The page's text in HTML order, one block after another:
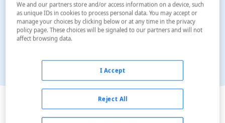
Ver en el mapa
We and our partners store and/or access information on a device, such
as unique IDs in cookies to process personal data. You may accept or
manage your choices by clicking below or at any time in the privacy
policy page. These choices will be signaled to our partners and will not
affect browsing data.
Reject All
I Accept